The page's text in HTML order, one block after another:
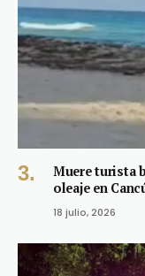
Muere turista
oleaje en
18 julio, 2026